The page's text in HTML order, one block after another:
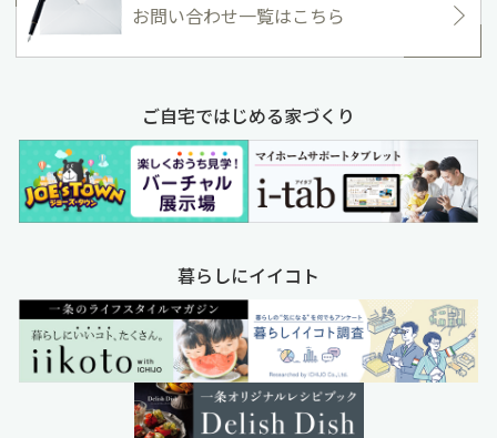
お問い合わせ一覧はこちら
ご自宅ではじめる家づくり
暮らしにイイコト